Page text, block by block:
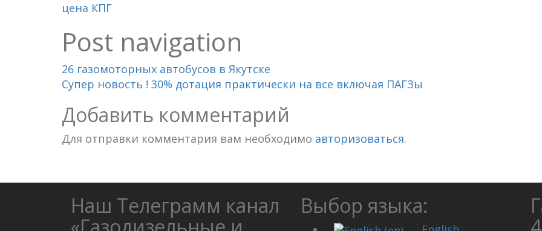
цена КПГ
Post navigation
26 газомоторных автобусов в Якутске
Супер новость ! 30% дотация практически на все включая ПАГЗы
Добавить комментарий
Для отправки комментария вам необходимо авторизоваться.
Наш Телеграмм канал
Выбор языка: